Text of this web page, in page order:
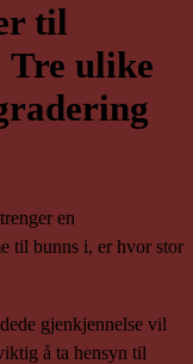
til
Tre ulike
en
til bunns i, er hvor stor
gjenkjennelse vil
å ta hensyn til